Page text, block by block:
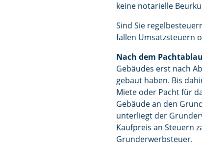
keine notarielle
Sind Sie
fallen Umsatzsteuern
Nach dem
Gebäudes erst nach
gebaut haben. Bis
Miete oder Pacht für
Gebäude an den
unterliegt der
Kaufpreis an Steuern
Grunderwerbsteuer.